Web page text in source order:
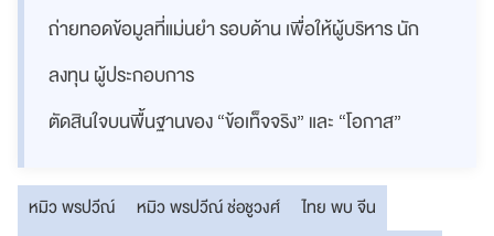
ถ่ายทอดข้อมูลที่แม่นยำ รอบด้าน เพื่อให้ผู้บริหาร นัก
ลงทุน ผู้ประกอบการ
ตัดสินใจบนพื้นฐานของ “ข้อเท็จจริง” และ “โอกาส”
หมิว พรปวีณ์ หมิว พรปวีณ์ ช่อชูวงศ์
ไทย พบ จีน